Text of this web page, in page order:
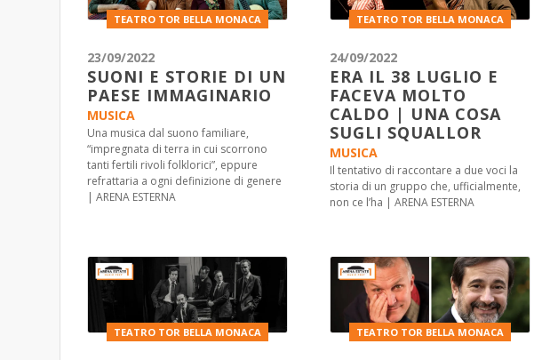
TEATRO TOR BELLA MONACA
23/09/2022
SUONI E STORIE DI UN
PAESE IMMAGINARIO
MUSICA
Una musica dal suono familiare,
“impregnata di terra in cui scorrono
tanti fertili rivoli folklorici”, eppure
refrattaria a ogni definizione di genere
| ARENA ESTERNA
TEATRO TOR BELLA MONACA
24/09/2022
ERA IL 38 LUGLIO E
FACEVA MOLTO
CALDO | UNA COSA
SUGLI SQUALLOR
MUSICA
Il tentativo di raccontare a due voci la
storia di un gruppo che, ufficialmente,
non ce l’ha | ARENA ESTERNA
TEATRO TOR BELLA MONACA TEATRO TOR BELLA MONACA